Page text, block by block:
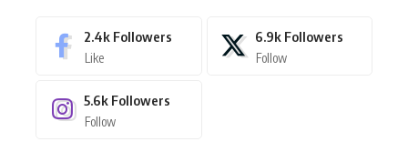
2.4k Followers
Like
6.9k Followers
Follow
5.6k Followers
Follow